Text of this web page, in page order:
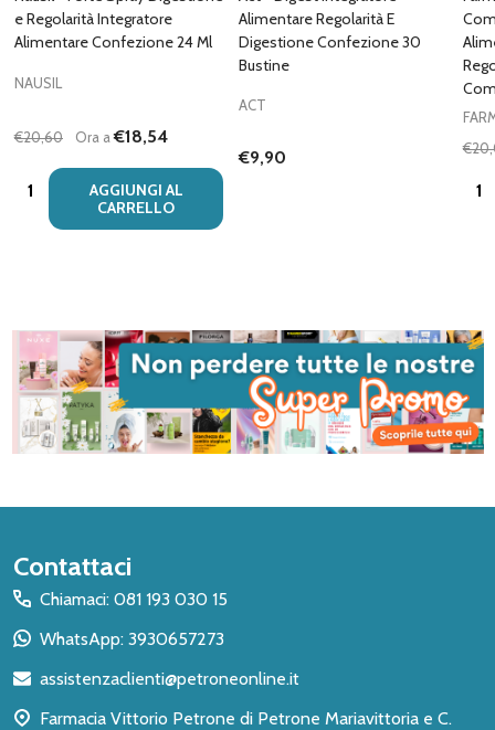
e Regolarità Integratore
Alimentare Confezione 24 Ml
NAUSIL
€20,60 Ora a€18,54
Quantità:
AGGIUNGI AL
CARRELLO
Alimentare Regolarità E
Digestione Confezione 30
Bustine
ACT
€9,90
Inizio
del
piè
pagina
Contattaci
Chiamaci: 081 193 030 15
WhatsApp: 3930657273
assistenzaclienti@petroneonline.it
Farmacia Vittorio Petrone di Petrone Mariavittoria e C.